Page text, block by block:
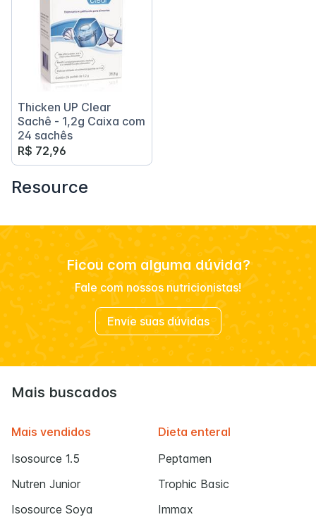
Thicken UP Clear
Sachê - 1,2g Caixa com
24 sachês
R$ 72,96
Resource
Ficou com alguma dúvida?
Fale com nossos nutricionistas!
Envie suas dúvidas
Mais buscados
Mais vendidos
Isosource 1.5
Nutren Junior
Isosource Soya
Dieta enteral
Peptamen
Trophic Basic
Immax